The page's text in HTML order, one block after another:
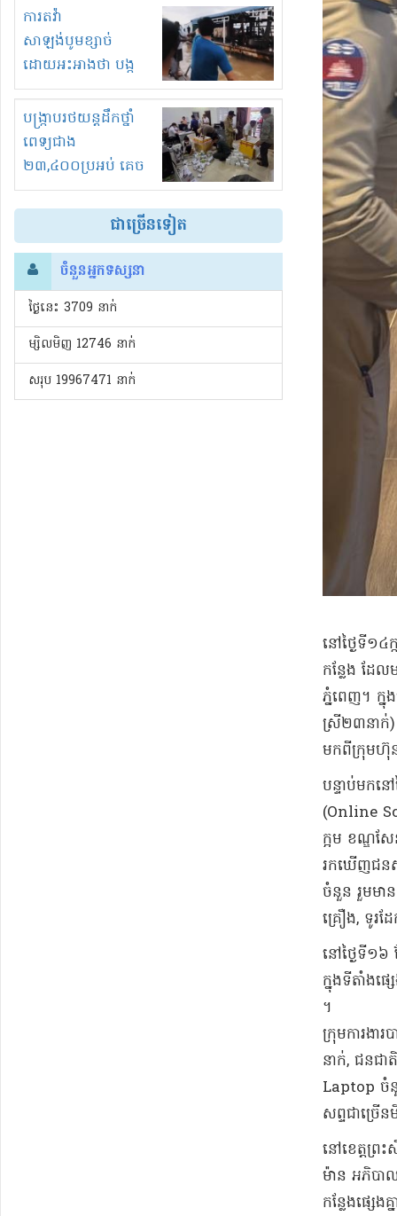
រត់ឌុបហើយ
ការតវ៉ា
សាឡង់បូមខ្សាច់
ដោយអះអាងថា បង្ក
បាក់ច្រាំងទន្លេ និង
រំខានទាំងយប់ទាំងថ្ងៃ
បង្ក្រាបរថយន្តដឹកថ្នាំ
ពេទ្យជាង
២៣,៤០០ប្រអប់ គេច
ពន្ធនិងអត់ច្បាប់នាំ
ចូល!?
ជាច្រើនទៀត
ចំនួនអ្នកទស្សនា
ថ្ងៃនេះ​ 3709 នាក់
ម្សិលមិញ 12746 នាក់
សរុប 19967471 នាក់
នៅ​ថ្ងៃទី​១
កន្លែង ដែ
ភ្នំពេញ​។ ក្
ស្រី​២៣​នាក់​)
មកពី​ក្រុមហ៊ុ
បន្ទាប់មក​ន
(Online
ក្អម ខណ្ឌ​សែ
រកឃើញ​ជន
ចំនួន រួមមា
គ្រឿង​, ទូរ​
នៅ​ថ្ងៃទី​១៦
ក្នុង​ទីតាំង​ផ្
។​
ក្រុមការងា
នាក់​, ⁠​ជនជ
Laptop ចំ
សព្ទ​ជាច្រើ
នៅ​ខេត្ត​ព្
ម៉ាន អភិបា
កន្លែង​ផ្សេ